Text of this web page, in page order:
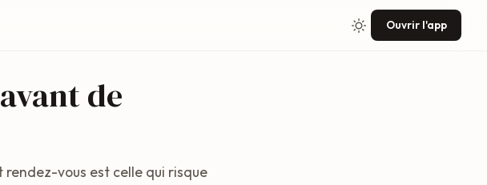
Ouvrir l'app
de
vous est celle qui risque